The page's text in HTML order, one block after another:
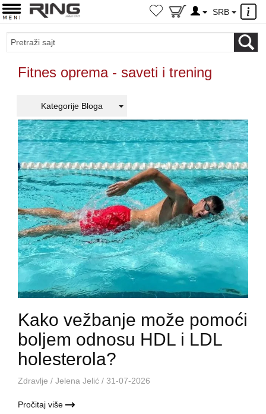
×
SRB
Fitnes oprema - saveti i trening
Kategorije Bloga
Kako vežbanje može pomoći
boljem odnosu HDL i LDL
holesterola?
Zdravlje / Jelena Jelić / 31-07-2026
Pročitaj više